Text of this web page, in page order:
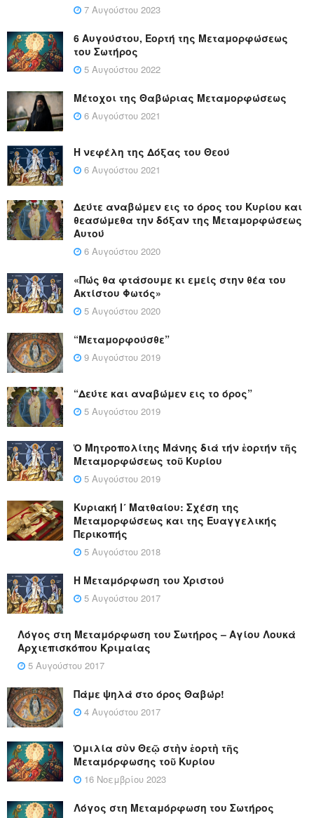
7 Αυγούστου 2023
6 Αυγούστου, Εορτή της Μεταμορφώσεως
του Σωτήρος
5 Αυγούστου 2022
Μέτοχοι της Θαβώριας Μεταμορφώσεως
6 Αυγούστου 2021
Η νεφέλη της Δόξας του Θεού
6 Αυγούστου 2021
Δεύτε αναβώμεν εις το όρος του Κυρίου και
θεασώμεθα την δόξαν της Μεταμορφώσεως
Αυτού
6 Αυγούστου 2020
«Πώς θα φτάσουμε κι εμείς στην θέα του
Ακτίστου Φωτός»
5 Αυγούστου 2020
“Μεταμορφούσθε”
9 Αυγούστου 2019
“Δεύτε και αναβώμεν εις το όρος”
5 Αυγούστου 2019
Ὁ Μητροπολίτης Μάνης διά τήν ἑορτήν τῆς
Μεταμορφώσεως τοῦ Κυρίου
5 Αυγούστου 2019
Κυριακή Ι´ Ματθαίου: Σχέση της
Μεταμορφώσεως και της Ευαγγελικής
Περικοπής
5 Αυγούστου 2018
Η Μεταμόρφωση του Χριστού
5 Αυγούστου 2017
Λόγος στη Μεταμόρφωση του Σωτήρος – Αγίου Λουκά
Αρχιεπισκόπου Κριμαίας
5 Αυγούστου 2017
Πάμε ψηλά στο όρος Θαβώρ!
4 Αυγούστου 2017
Ὁμιλία σὺν Θεῷ στὴν ἑορτὴ τῆς
Μεταμόρφωσης τοῦ Κυρίου
16 Νοεμβρίου 2023
Λόγος στη Μεταμόρφωση του Σωτήρος